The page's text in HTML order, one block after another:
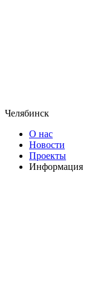
Челябинск
О нас
Новости
Проекты
Информация